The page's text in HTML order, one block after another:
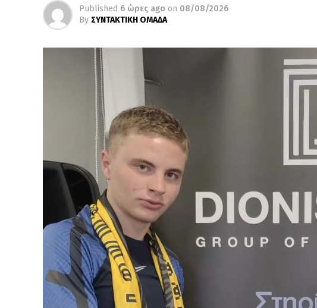
Published 6 ώρες ago on 08/08/2026
By ΣΥΝΤΑΚΤΙΚΗ ΟΜΑΔΑ